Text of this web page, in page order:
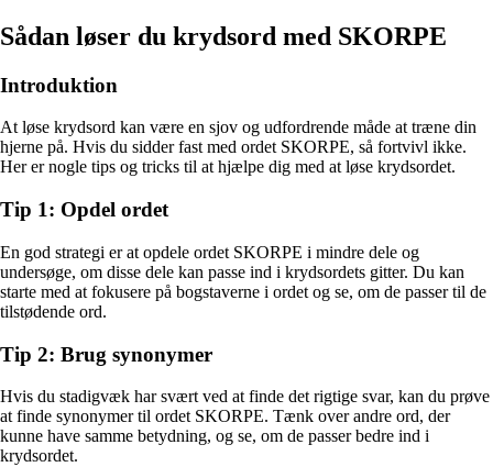
Sådan løser du krydsord med SKORPE
Introduktion
At løse krydsord kan være en sjov og udfordrende måde at træne din
hjerne på. Hvis du sidder fast med ordet SKORPE, så fortvivl ikke.
Her er nogle tips og tricks til at hjælpe dig med at løse krydsordet.
Tip 1: Opdel ordet
En god strategi er at opdele ordet SKORPE i mindre dele og
undersøge, om disse dele kan passe ind i krydsordets gitter. Du kan
starte med at fokusere på bogstaverne i ordet og se, om de passer til de
tilstødende ord.
Tip 2: Brug synonymer
Hvis du stadigvæk har svært ved at finde det rigtige svar, kan du prøve
at finde synonymer til ordet SKORPE. Tænk over andre ord, der
kunne have samme betydning, og se, om de passer bedre ind i
krydsordet.